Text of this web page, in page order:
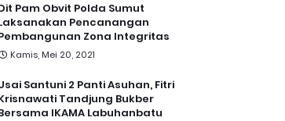
Pam Obvit Polda Sumut
Pencanangan
Zona Integritas
Kamis, Mei 20, 2021
Santuni 2 Panti Asuhan, Fitri
Tandjung Bukber
IKAMA Labuhanbatu